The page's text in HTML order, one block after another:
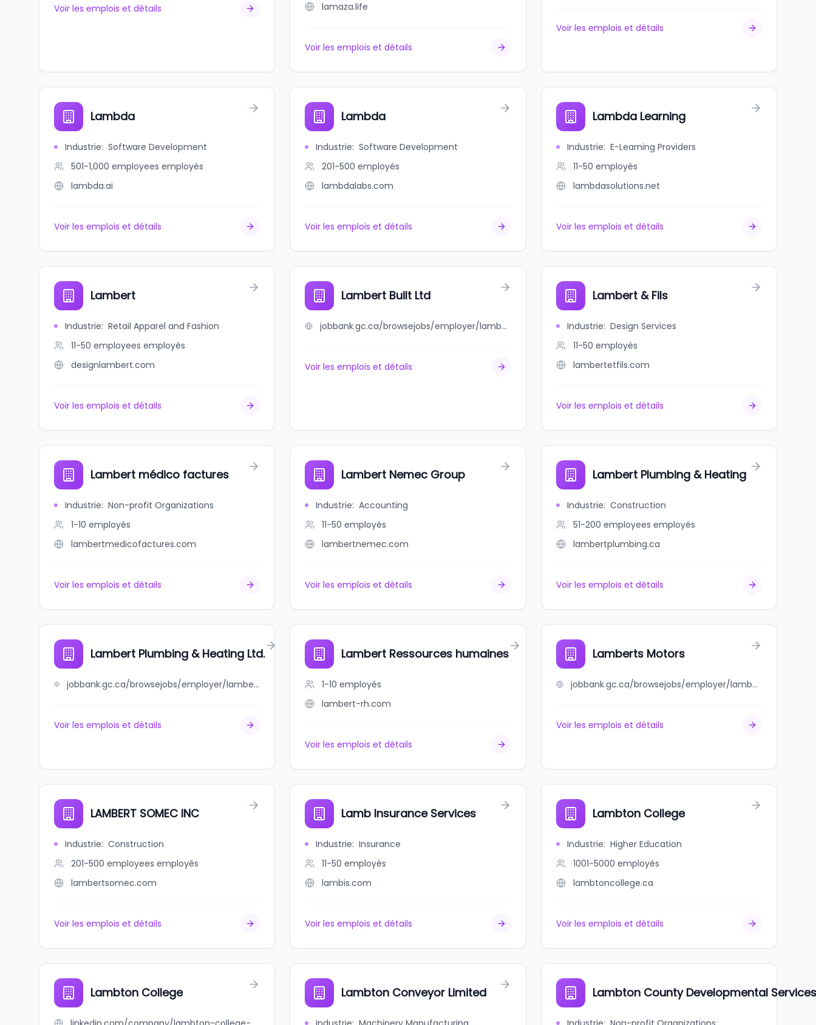
Voir les emplois et détails
lamaza.life
Voir les emplois et détails
Voir les emplois et détails
Lambda
Industrie: Software Development
501-1,000 employees employés
lambda.ai
Voir les emplois et détails
Lambda
Industrie: Software Development
201-500 employés
lambdalabs.com
Voir les emplois et détails
Lambda Learning
Industrie: E-Learning Providers
11-50 employés
lambdasolutions.net
Voir les emplois et détails
Lambert
Industrie: Retail Apparel and Fashion
11-50 employees employés
designlambert.com
Voir les emplois et détails
Lambert Built Ltd
jobbank.gc.ca/browsejobs/employer/lambert+built+ltd/ca
Voir les emplois et détails
Lambert & Fils
Industrie: Design Services
11-50 employés
lambertetfils.com
Voir les emplois et détails
Lambert médico factures
Industrie: Non-profit Organizations
1-10 employés
lambertmedicofactures.com
Voir les emplois et détails
Lambert Nemec Group
Industrie: Accounting
11-50 employés
lambertnemec.com
Voir les emplois et détails
Lambert Plumbing & Heating
Industrie: Construction
51-200 employees employés
lambertplumbing.ca
Voir les emplois et détails
Lambert Plumbing & Heating Ltd.
jobbank.gc.ca/browsejobs/employer/lambert+plumbing+%26+heating+ltd./ca
Voir les emplois et détails
Lambert Ressources humaines
1-10 employés
lambert-rh.com
Voir les emplois et détails
Lamberts Motors
jobbank.gc.ca/browsejobs/employer/lamberts+motors/ca
Voir les emplois et détails
LAMBERT SOMEC INC
Industrie: Construction
201-500 employees employés
lambertsomec.com
Voir les emplois et détails
Lamb Insurance Services
Industrie: Insurance
11-50 employés
lambis.com
Voir les emplois et détails
Lambton College
Industrie: Higher Education
1001-5000 employés
lambtoncollege.ca
Voir les emplois et détails
Lambton College Lambton Conveyor Limited Lambton County Developmental Services